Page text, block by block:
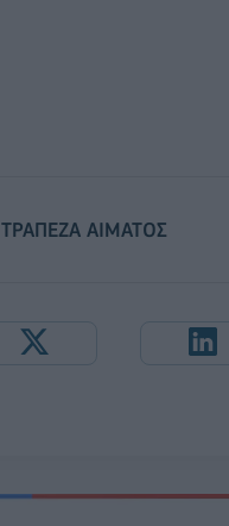
ΤΡΑΠΕΖΑ ΑΙΜΑΤΟΣ